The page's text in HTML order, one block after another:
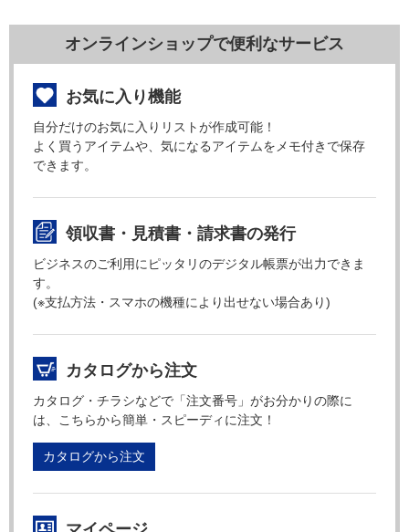
オンラインショップで便利なサービス
お気に入り機能
自分だけのお気に入りリストが作成可能！
よく買うアイテムや、気になるアイテムをメモ付きで保存
できます。
領収書・見積書・請求書の発行
ビジネスのご利用にピッタリのデジタル帳票が出力できま
す。
(※支払方法・スマホの機種により出せない場合あり)
カタログから注文
カタログ・チラシなどで「注文番号」がお分かりの際に
は、こちらから簡単・スピーディに注文！
カタログから注文